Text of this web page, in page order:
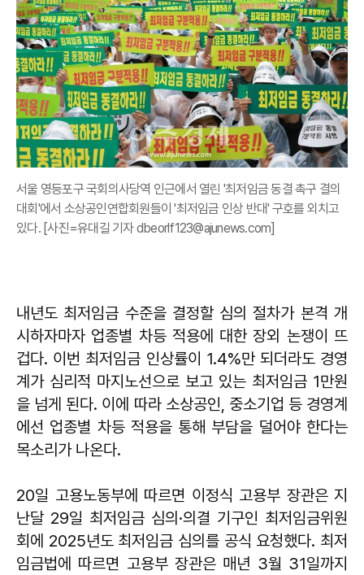
서울 영등포구 국회의사당역 인근에서 열린 '최저임금 동결 촉구 결의
대회'에서 소상공인연합회원들이 '최저임금 인상 반대' 구호를 외치고
있다. [사진=유대길 기자 dbeorlf123@ajunews.com]
내년도 최저임금 수준을 결정할 심의 절차가 본격 개
시하자마자 업종별 차등 적용에 대한 장외 논쟁이 뜨
겁다. 이번 최저임금 인상률이 1.4%만 되더라도 경영
계가 심리적 마지노선으로 보고 있는 최저임금 1만원
을 넘게 된다. 이에 따라 소상공인, 중소기업 등 경영계
에선 업종별 차등 적용을 통해 부담을 덜어야 한다는
목소리가 나온다.
20일 고용노동부에 따르면 이정식 고용부 장관은 지
난달 29일 최저임금 심의·의결 기구인 최저임금위원
회에 2025년도 최저임금 심의를 공식 요청했다. 최저
임금법에 따르면 고용부 장관은 매년 3월 31일까지